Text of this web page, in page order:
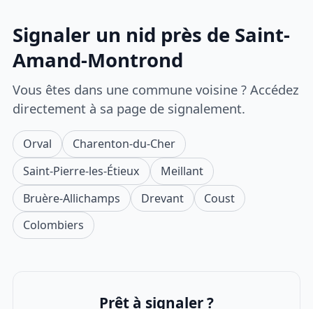
Signaler un nid près de Saint-
Amand-Montrond
Vous êtes dans une commune voisine ? Accédez
directement à sa page de signalement.
Orval
Charenton-du-Cher
Saint-Pierre-les-Étieux
Meillant
Bruère-Allichamps
Drevant
Coust
Colombiers
Prêt à signaler ?